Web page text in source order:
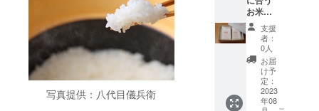
写真提供：八代目儀兵衛
確な賞
味期限
はござ
いませ
ん。 お
いしく
お召し
上がり
いただ
ける期
配送料
込み。
宅急便
コンパ
クトで
お送り
しま
す。 保
存方
お米
ギフト
ボック
ス付
き】 お
米2合
300g
お茶碗
約4杯
支援
者：
0人
お届
け予
定：
2023
年08